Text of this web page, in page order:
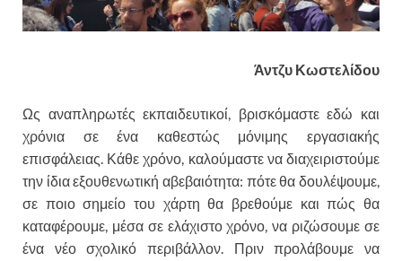
Άντζυ Κωστελίδου
Ως αναπληρωτές εκπαιδευτικοί, βρισκόμαστε εδώ και
χρόνια σε ένα καθεστώς μόνιμης εργασιακής
επισφάλειας. Κάθε χρόνο, καλούμαστε να διαχειριστούμε
την ίδια εξουθενωτική αβεβαιότητα: πότε θα δουλέψουμε,
σε ποιο σημείο του χάρτη θα βρεθούμε και πώς θα
καταφέρουμε, μέσα σε ελάχιστο χρόνο, να ριζώσουμε σε
ένα νέο σχολικό περιβάλλον. Πριν προλάβουμε να